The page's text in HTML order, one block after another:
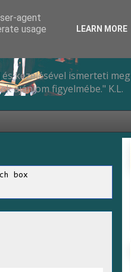
kezelésével ismerteti meg
ajánlom figyelmébe." K.L.
box
agent
usage
LEARN MORE